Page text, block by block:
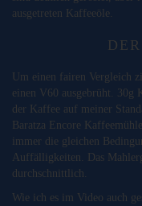
ausgetreten Kaffeeöle.
Um einen fairen Vergleich
einen V60 ausgebrüht. 30g
der Kaffee auf meiner
Baratza Encore
immer die gleichen
Auffälligkeiten. Das
durchschnittlich.
Wie ich es im Video auch